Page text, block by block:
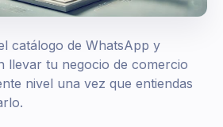
catálogo de WhatsApp y
llevar tu negocio de comercio
nivel una vez que entiendas